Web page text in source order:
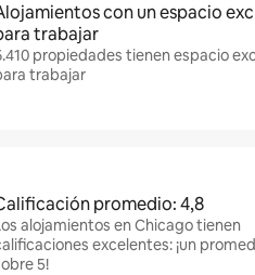
con un espacio
trabajar
propiedades tienen espacio
trabajar
promedio: 4,8
alojamientos en Chicago tienen
excelentes: ¡un
5!